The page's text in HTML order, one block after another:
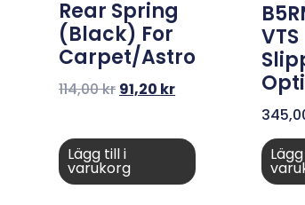
Rear Spring
(Black) For
Carpet/Astro
114,00kr 91,20 kr
Lägg till i
varukorg
VTS